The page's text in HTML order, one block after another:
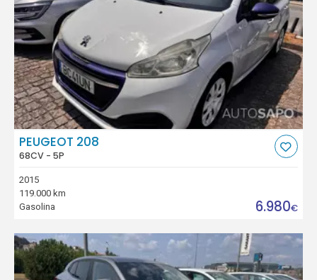
PEUGEOT 208
68CV - 5P
2015
119.000 km
Gasolina
6.980€